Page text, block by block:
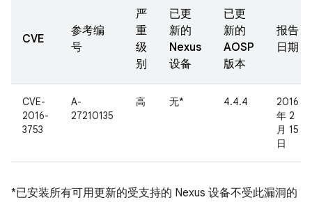
CVE
参考编
号
严
重
级
别
已更
新的
Nexus
设备
已更
新的
AOSP
版本
报告
日期
CVE-
2016-
3753
A-
27210135
高 无* 4.4.4
2016
年 2
月 15
日
*已安装所有可用更新的受支持的 Nexus 设备不受此漏洞的